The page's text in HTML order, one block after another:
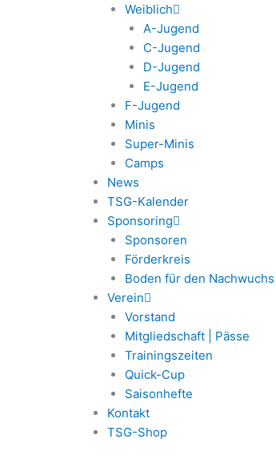
Weiblich
A-Jugend
C-Jugend
D-Jugend
E-Jugend
F-Jugend
Minis
Super-Minis
Camps
News
TSG-Kalender
Sponsoring
Sponsoren
Förderkreis
Boden für den Nachwuchs
Verein
Vorstand
Mitgliedschaft | Pässe
Trainingszeiten
Quick-Cup
Saisonhefte
Kontakt
TSG-Shop